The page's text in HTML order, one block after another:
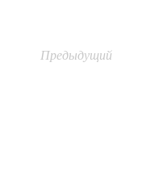
Предыдущий